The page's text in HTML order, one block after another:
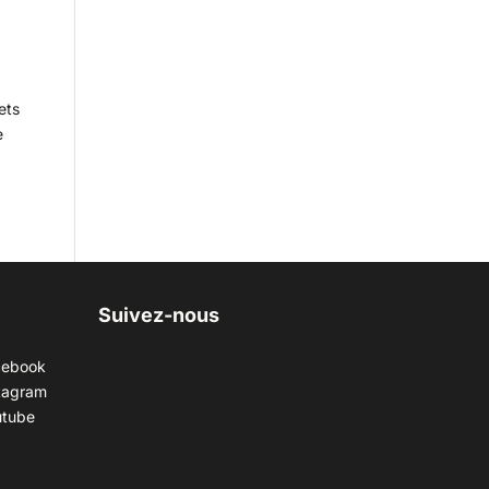
Suivez-nous